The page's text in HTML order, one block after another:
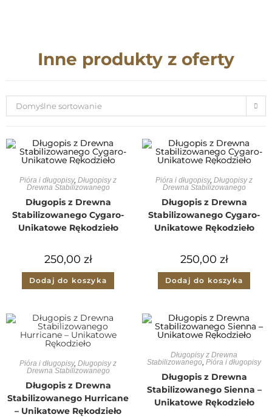
Inne produkty z oferty
Domyślne sortowanie
Pióra i długopisy, Długopisy z
Drewna Stabilizowanego
Długopis z Drewna
Stabilizowanego Cygaro-
Unikatowe Rękodzieło
250,00 zł
Dodaj do koszyka
Pióra i długopisy, Długopisy z
Drewna Stabilizowanego
Długopis z Drewna
Stabilizowanego Cygaro-
Unikatowe Rękodzieło
250,00 zł
Dodaj do koszyka
Pióra i długopisy, Długopisy z
Drewna Stabilizowanego
Długopis z Drewna
Stabilizowanego Hurricane
– Unikatowe Rękodzieło
Długopisy z Drewna
Stabilizowanego Pióra i długopisy
Długopis z Drewna
Stabilizowanego Sienna –
Unikatowe Rękodzieło